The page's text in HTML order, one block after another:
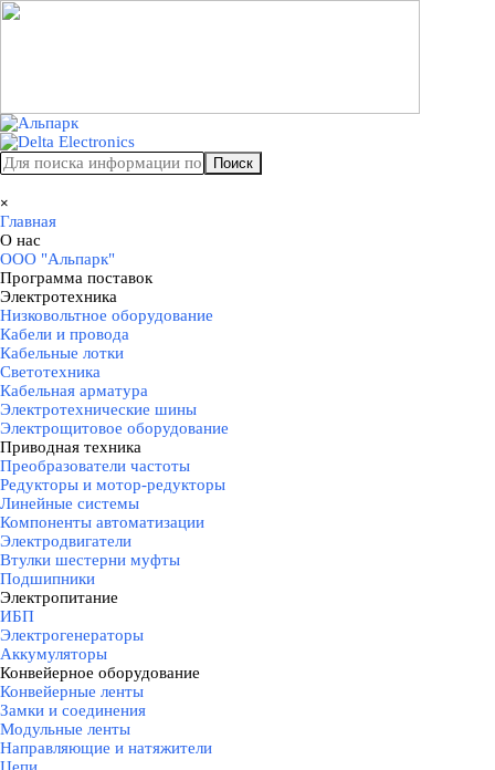
Перейти к контенту
Поиск
×
Главная
О нас
ООО "Альпарк"
Программа поставок
Электротехника
Низковольтное оборудование
Кабели и провода
Кабельные лотки
Светотехника
Кабельная арматура
Электротехнические шины
Электрощитовое оборудование
Приводная техника
Преобразователи частоты
Редукторы и мотор-редукторы
Линейные системы
Компоненты автоматизации
Электродвигатели
Втулки шестерни муфты
Подшипники
Электропитание
ИБП
Электрогенераторы
Аккумуляторы
Конвейерное оборудование
Конвейерные ленты
Замки и соединения
Модульные ленты
Направляющие и натяжители